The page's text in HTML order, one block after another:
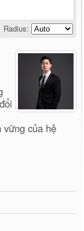
Radius:
vững của hệ